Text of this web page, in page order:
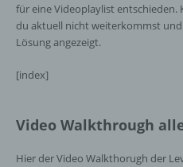
für eine Videoplaylist entschieden.
du aktuell nicht weiterkommst
Lösung angezeigt.
[index]
Video Walkthrough
Hier der Video Walkthorugh der